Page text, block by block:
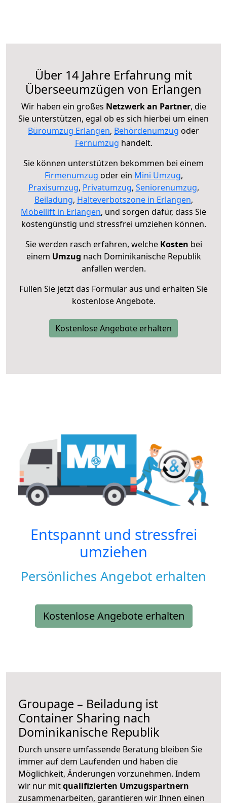
Über 14 Jahre Erfahrung mit
Überseeumzügen von Erlangen
Wir haben ein großes Netzwerk an Partner, die
Sie unterstützen, egal ob es sich hierbei um einen
Büroumzug Erlangen, Behördenumzug oder
Fernumzug handelt.
Sie können unterstützen bekommen bei einem
Firmenumzug oder ein Mini Umzug,
Praxisumzug, Privatumzug, Seniorenumzug,
Beiladung, Halteverbotszone in Erlangen,
Möbellift in Erlangen, und sorgen dafür, dass Sie
kostengünstig und stressfrei umziehen können.
Sie werden rasch erfahren, welche Kosten bei
einem Umzug nach Dominikanische Republik
anfallen werden.
Füllen Sie jetzt das Formular aus und erhalten Sie
kostenlose Angebote.
Kostenlose Angebote erhalten
Entspannt und stressfrei
umziehen
Persönliches Angebot erhalten
Kostenlose Angebote erhalten
Groupage – Beiladung ist
Container Sharing nach
Dominikanische Republik
Durch unsere umfassende Beratung bleiben Sie
immer auf dem Laufenden und haben die
Möglichkeit, Änderungen vorzunehmen. Indem
wir nur mitqualifizierten Umzugspartnern
zusammenarbeiten, garantieren wir Ihnen einen